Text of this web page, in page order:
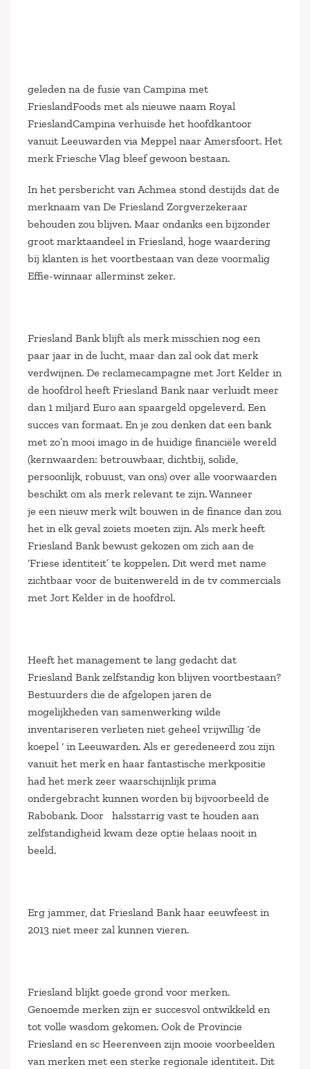
geleden na de fusie van Campina met
FrieslandFoods met als nieuwe naam Royal
FrieslandCampina verhuisde het hoofdkantoor
vanuit Leeuwarden via Meppel naar Amersfoort. Het
merk Friesche Vlag bleef gewoon bestaan.
In het persbericht van Achmea stond destijds dat de
merknaam van De Friesland Zorgverzekeraar
behouden zou blijven. Maar ondanks een bijzonder
groot marktaandeel in Friesland, hoge waardering
bij klanten is het voortbestaan van deze voormalig
Effie-winnaar allerminst zeker.
Friesland Bank blijft als merk misschien nog een
paar jaar in de lucht, maar dan zal ook dat merk
verdwijnen. De reclamecampagne met Jort Kelder in
de hoofdrol heeft Friesland Bank naar verluidt meer
dan 1 miljard Euro aan spaargeld opgeleverd. Een
succes van formaat. En je zou denken dat een bank
met zo’n mooi imago in de huidige financiële wereld
(kernwaarden: betrouwbaar, dichtbij, solide,
persoonlijk, robuust, van ons) over alle voorwaarden
beschikt om als merk relevant te zijn. Wanneer
je een nieuw merk wilt bouwen in de finance dan zou
het in elk geval zoiets moeten zijn. Als merk heeft
Friesland Bank bewust gekozen om zich aan de
‘Friese identiteit’ te koppelen. Dit werd met name
zichtbaar voor de buitenwereld in de tv commercials
met Jort Kelder in de hoofdrol.
Heeft het management te lang gedacht dat
Friesland Bank zelfstandig kon blijven voortbestaan?
Bestuurders die de afgelopen jaren de
mogelijkheden van samenwerking wilde
inventariseren verlieten niet geheel vrijwillig ‘de
koepel ‘ in Leeuwarden. Als er geredeneerd zou zijn
vanuit het merk en haar fantastische merkpositie
had het merk zeer waarschijnlijk prima
ondergebracht kunnen worden bij bijvoorbeeld de
Rabobank. Door halsstarrig vast te houden aan
zelfstandigheid kwam deze optie helaas nooit in
beeld.
Erg jammer, dat Friesland Bank haar eeuwfeest in
2013 niet meer zal kunnen vieren.
Friesland blijkt goede grond voor merken.
Genoemde merken zijn er succesvol ontwikkeld en
tot volle wasdom gekomen. Ook de Provincie
Friesland en sc Heerenveen zijn mooie voorbeelden
van merken met een sterke regionale identiteit. Dit